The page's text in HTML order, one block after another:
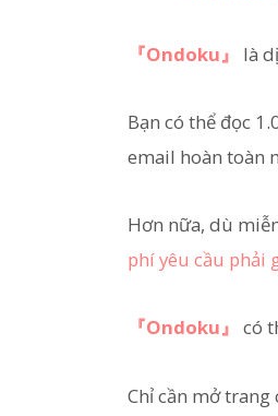
『Ondoku』 là
Bạn có thể đọc
email hoàn toàn
Hơn nữa, dù
phí yêu cầu phải
『Ondoku』 có
Chỉ cần mở